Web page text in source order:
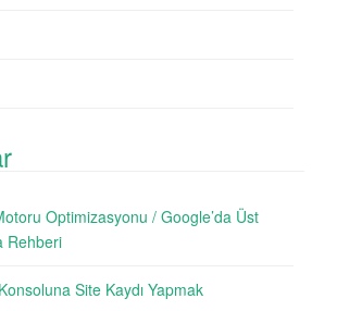
Optimizasyonu / Google’da Üst
Rehberi
Site Kaydı Yapmak